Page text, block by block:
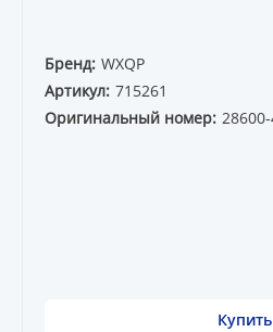
Бренд: WXQP
Артикул: 715261
Оригинальный номер:
Купить